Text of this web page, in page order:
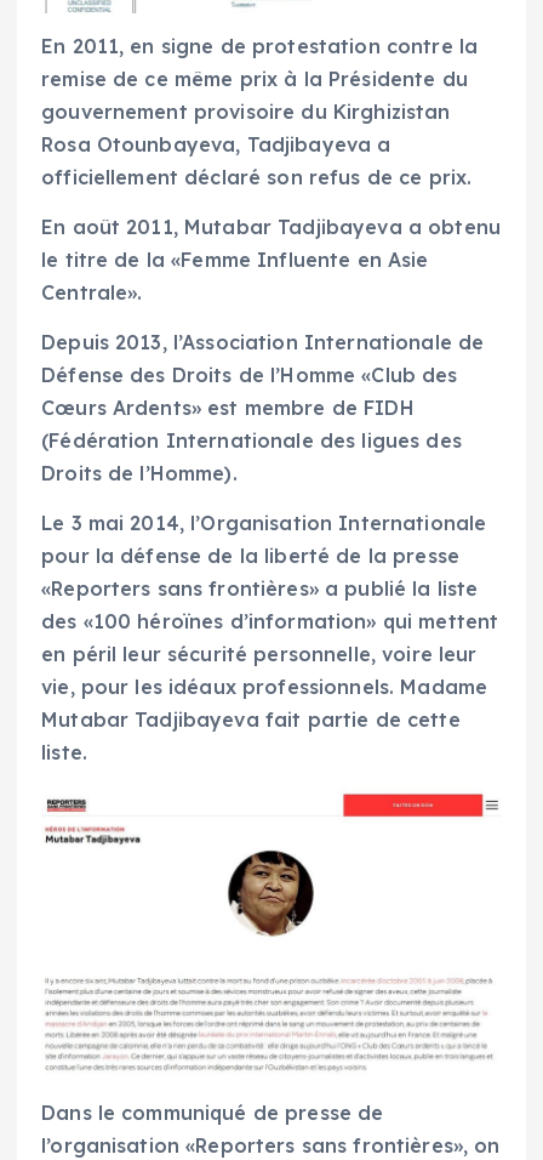
En 2011, en signe de protestation contre la
remise de ce même prix à la Présidente du
gouvernement provisoire du Kirghizistan
Rosa Otounbayeva, Tadjibayeva a
officiellement déclaré son refus de ce prix.
En août 2011, Mutabar Tadjibayeva a obtenu
le titre de la «Femme Influente en Asie
Centrale».
Depuis 2013, l’Association Internationale de
Défense des Droits de l’Homme «Club des
Cœurs Ardents» est membre de FIDH
(Fédération Internationale des ligues des
Droits de l’Homme).
Le 3 mai 2014, l’Organisation Internationale
pour la défense de la liberté de la presse
«Reporters sans frontières» a publié la liste
des «100 héroïnes d’information» qui mettent
en péril leur sécurité personnelle, voire leur
vie, pour les idéaux professionnels. Madame
Mutabar Tadjibayeva fait partie de cette
liste.
Dans le communiqué de presse de
l’organisation «Reporters sans frontières», on